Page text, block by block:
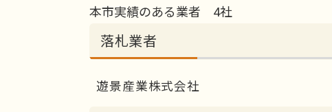
本市実績のある業者 4社
落札業者
遊景産業株式会社